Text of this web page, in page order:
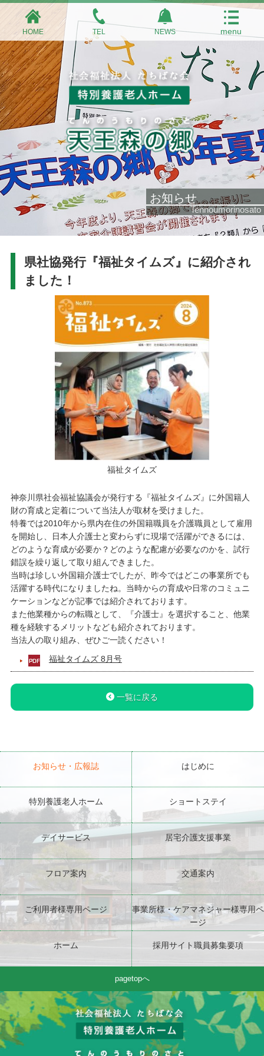
HOME TEL NEWS
お知らせ
Tennoumorinosato
県社協発行『福祉タイムズ』に紹介され
ました！
福祉タイムズ
神奈川県社会福祉協議会が発行する『福祉タイムズ』に外国籍人
財の育成と定着について当法人が取材を受けました。
特養では2010年から県内在住の外国籍職員を介護職員として雇用
を開始し、日本人介護士と変わらずに現場で活躍ができるには、
どのような育成が必要か？どのような配慮が必要なのかを、試行
錯誤を繰り返して取り組んできました。
当時は珍しい外国籍介護士でしたが、昨今ではどこの事業所でも
活躍する時代になりましたね。当時からの育成や日常のコミュニ
ケーションなどが記事では紹介されております。
また他業種からの転職として、『介護士』を選択すること、他業
種を経験するメリットなども紹介されております。
当法人の取り組み、ぜひご一読ください！
福祉タイムズ 8月号
一覧に戻る
お知らせ・広報誌 はじめに
特別養護老人ホーム ショートステイ
デイサービス 居宅介護支援事業
フロア案内 交通案内
ご利用者様専用ページ
事業所様・ケアマネジャー様専用ペ
ージ
ホーム 採用サイト職員募集要項
pagetopへ